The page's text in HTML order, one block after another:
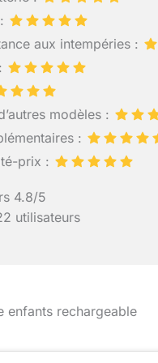
peuvent
enfants de
walkie
possibilités
vous serez
walkie talkie
sont prises.
aux intempéries :
modèles :
:
prix :
4.8/5
utilisateurs
enfants rechargeable